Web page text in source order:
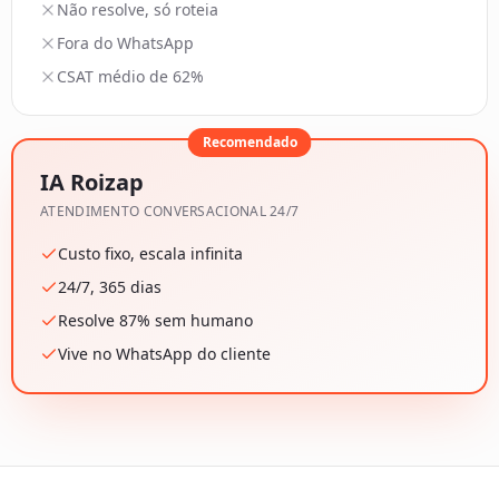
Não resolve, só roteia
Fora do WhatsApp
CSAT médio de 62%
Recomendado
IA Roizap
ATENDIMENTO CONVERSACIONAL 24/7
Custo fixo, escala infinita
24/7, 365 dias
Resolve 87% sem humano
Vive no WhatsApp do cliente